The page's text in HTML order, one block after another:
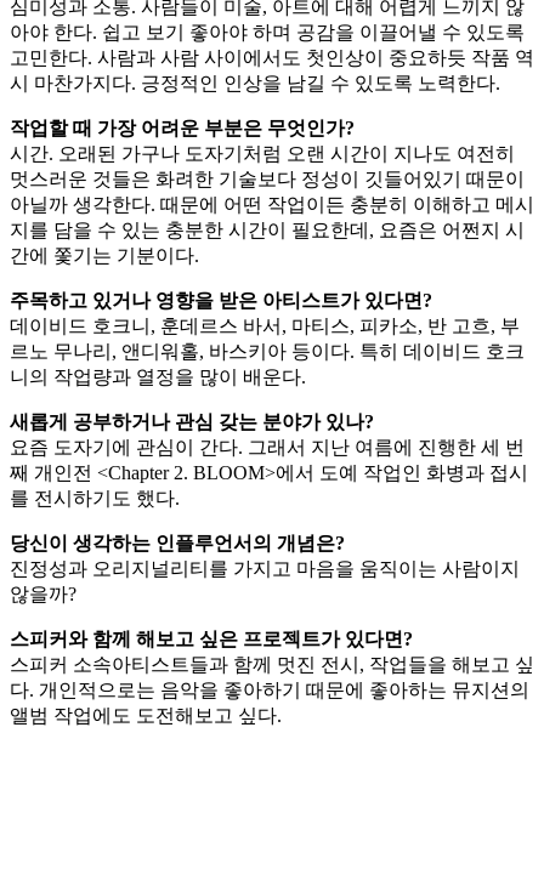
심미성과 소통. 사람들이 미술, 아트에 대해 어렵게 느끼지 않
아야 한다. 쉽고 보기 좋아야 하며 공감을 이끌어낼 수 있도록
고민한다. 사람과 사람 사이에서도 첫인상이 중요하듯 작품 역
시 마찬가지다. 긍정적인 인상을 남길 수 있도록 노력한다.
작업할때 가장 어려운 부분은 무엇인가?
시간. 오래된 가구나 도자기처럼 오랜 시간이 지나도 여전히
멋스러운 것들은 화려한 기술보다 정성이 깃들어있기 때문이
아닐까 생각한다. 때문에 어떤 작업이든 충분히 이해하고 메시
지를 담을 수 있는 충분한 시간이 필요한데, 요즘은 어쩐지 시
간에 쫓기는 기분이다.
주목하고 있거나 영향을 받은 아티스트가 있다면?
데이비드 호크니, 훈데르스 바서, 마티스, 피카소, 반 고흐, 부
르노 무나리, 앤디워홀, 바스키아 등이다. 특히 데이비드 호크
니의 작업량과 열정을 많이 배운다.
새롭게 공부하거나 관심 갖는 분야가 있나?
요즘 도자기에 관심이 간다. 그래서 지난 여름에 진행한 세 번
째 개인전 <Chapter 2. BLOOM>에서 도예 작업인 화병과 접시
를 전시하기도 했다.
당신이 생각하는 인플루언서의 개념은?
진정성과 오리지널리티를 가지고 마음을 움직이는 사람이지
않을까?
스피커와 함께 해보고 싶은 프로젝트가 있다면?
스피커 소속아티스트들과 함께 멋진 전시, 작업들을 해보고 싶
다. 개인적으로는 음악을 좋아하기 때문에 좋아하는 뮤지션의
앨범 작업에도 도전해보고 싶다.